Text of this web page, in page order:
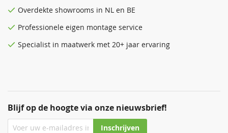
Blijf op de hoogte via onze nieuwsbrief!
Inschrijven
Overdekte showrooms in NL en BE
Professionele eigen montage service
Specialist in maatwerk met 20+ jaar ervaring